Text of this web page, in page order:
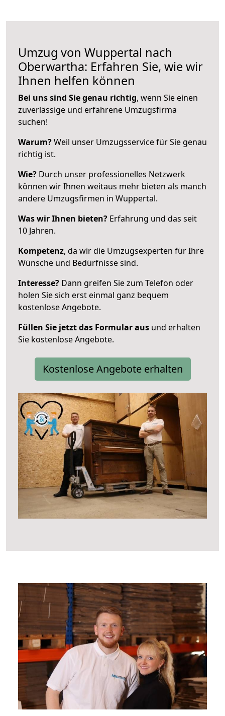
Umzug von Wuppertal nach
Oberwartha: Erfahren Sie, wie wir
Ihnen helfen können
Bei uns sind Sie genau richtig, wenn Sie einen
zuverlässige und erfahrene Umzugsfirma
suchen!
Warum?Weil unser Umzugsservice für Sie genau
richtig ist.
Wie? Durch unser professionelles Netzwerk
können wir Ihnen weitaus mehr bieten als manch
andere Umzugsfirmen in Wuppertal.
Was wir Ihnen bieten? Erfahrung und das seit
10 Jahren.
Kompetenz, da wir die Umzugsexperten für Ihre
Wünsche und Bedürfnisse sind.
Interesse? Dann greifen Sie zum Telefon oder
holen Sie sich erst einmal ganz bequem
kostenlose Angebote.
Füllen Sie jetzt das Formular aus und erhalten
Sie kostenlose Angebote.
Kostenlose Angebote erhalten